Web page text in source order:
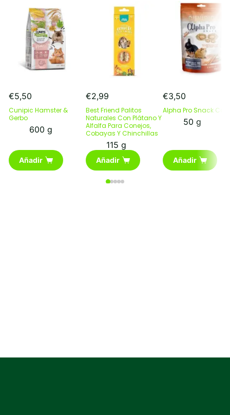
€5,50
Cunipic Hamster &
Gerbo
600 g
Añadir
€2,99
Best Friend Palitos
Naturales Con Plátano Y
Alfalfa Para Conejos,
Cobayas Y Chinchillas
115 g
Añadir
€3,50
Alpha Pro Snack
50 g
Añadir